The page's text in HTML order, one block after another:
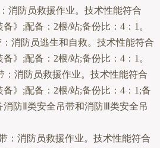
消防员救援作业。技术性能符合
》;配备：2根/站;备份比：4：1。
消防员逃生和自救。技术性能符合
》;配备：2根/站;备份比：4：1。
：消防员救援作业。技术性能符合
》;配备：2根/站;备份比：4：1;备
防Ⅱ类安全吊带和消防Ⅲ类安全吊
：消防员救援作业。技术性能符合